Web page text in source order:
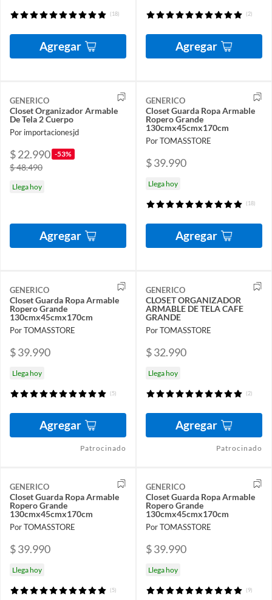
(18)
Agregar
(2)
Agregar
GENERICO
Closet Organizador Armable
De Tela 2 Cuerpo
Por importacionesjd
$ 22.990 -53%
$ 48.490
Llega hoy
Agregar
GENERICO
Closet Guarda Ropa Armable
Ropero Grande
130cmx45cmx170cm
Por TOMASSTORE
$ 39.990
Llega hoy
(18)
Agregar
GENERICO
Closet Guarda Ropa Armable
Ropero Grande
130cmx45cmx170cm
Por TOMASSTORE
$ 39.990
Llega hoy
(5)
Agregar
Patrocinado
GENERICO
CLOSET ORGANIZADOR
ARMABLE DE TELA CAFE
GRANDE
Por TOMASSTORE
$ 32.990
Llega hoy
(2)
Agregar
Patrocinado
GENERICO
Closet Guarda Ropa Armable
Ropero Grande
130cmx45cmx170cm
Por TOMASSTORE
$ 39.990
Llega hoy
(5)
GENERICO
Closet Guarda Ropa Armable
Ropero Grande
130cmx45cmx170cm
Por TOMASSTORE
$ 39.990
Llega hoy
(9)